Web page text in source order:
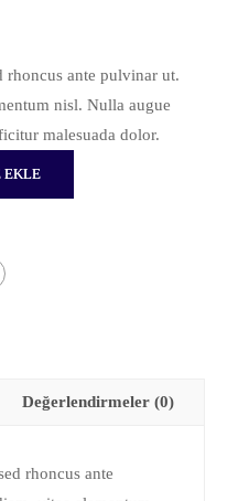
rhoncus ante pulvinar ut.
nisl. Nulla augue
malesuada dolor.
EKLE
Değerlendirmeler (0)
rhoncus ante